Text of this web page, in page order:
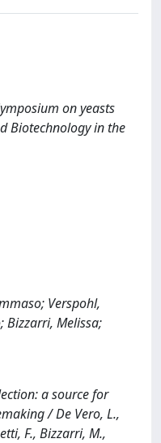
on yeasts
Biotechnology in the
Verspohl,
Bizzarri, Melissa;
a source for
/ De Vero, L.,
F., Bizzarri, M.,